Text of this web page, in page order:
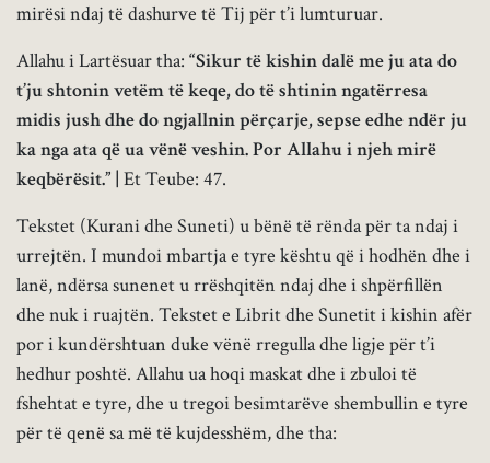
mirësi ndaj të dashurve të Tij për t’i lumturuar.
Allahu i Lartësuar tha: “Sikur të kishin dalë me ju ata do
t’ju shtonin vetëm të keqe, do të shtinin ngatërresa
midis jush dhe do ngjallnin përçarje, sepse edhe ndër ju
ka nga ata që ua vënë veshin. Por Allahu i njeh mirë
keqbërësit.” | Et Teube: 47.
Tekstet (Kurani dhe Suneti) u bënë të rënda për ta ndaj i
urrejtën. I mundoi mbartja e tyre kështu që i hodhën dhe i
lanë, ndërsa sunenet u rrëshqitën ndaj dhe i shpërfillën
dhe nuk i ruajtën. Tekstet e Librit dhe Sunetit i kishin afër
por i kundërshtuan duke vënë rregulla dhe ligje për t’i
hedhur poshtë. Allahu ua hoqi maskat dhe i zbuloi të
fshehtat e tyre, dhe u tregoi besimtarëve shembullin e tyre
për të qenë sa më të kujdesshëm, dhe tha: